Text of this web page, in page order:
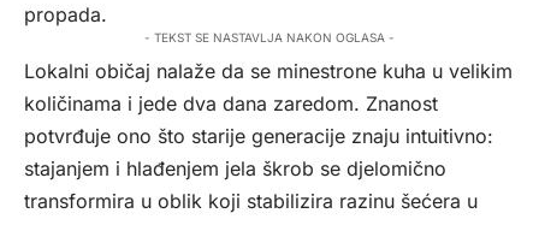
propada.
- TEKST SE NASTAVLJA NAKON OGLASA -
Lokalni običaj nalaže da se minestrone kuha u velikim
količinama i jede dva dana zaredom. Znanost
potvrđuje ono što starije generacije znaju intuitivno:
stajanjem i hlađenjem jela škrob se djelomično
transformira u oblik koji stabilizira razinu šećera u